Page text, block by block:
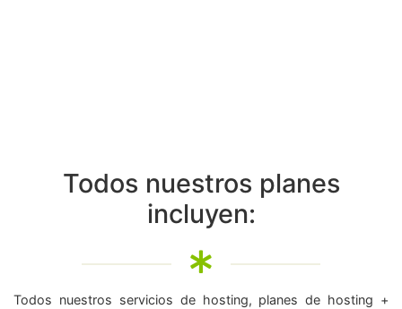
Todos nuestros planes
incluyen:
Todos nuestros servicios de hosting, planes de hosting +